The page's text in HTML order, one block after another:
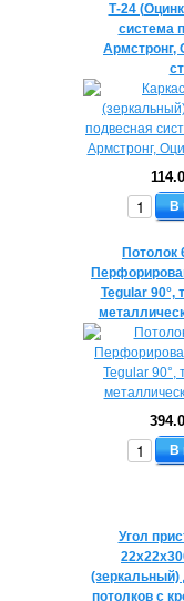
Т-24
система
Армстронг,
В
Потолок
Tegular 90°,
В
Угол
потолков с